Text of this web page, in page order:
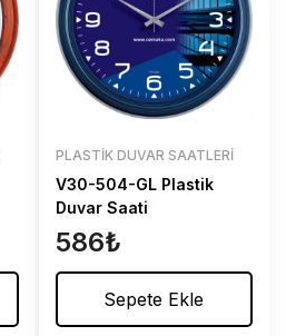
PLASTIK DUVAR SAATLERI
V30-504-GL Plastik
Duvar Saati
586₺
Sepete Ekle